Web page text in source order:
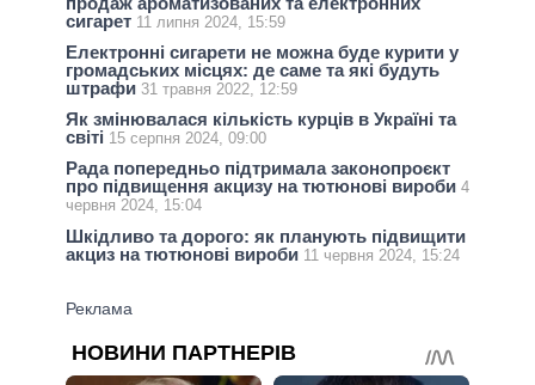
сигарет 11 липня 2024, 15:59
Електронні сигарети не можна буде курити у
громадських місцях: де саме та які будуть
штрафи 31 травня 2022, 12:59
Як змінювалася кількість курців в Україні та
світі 15 серпня 2024, 09:00
Рада попередньо підтримала законопроєкт
про підвищення акцизу на тютюнові вироби 4
червня 2024, 15:04
Шкідливо та дорого: як планують підвищити
акциз на тютюнові вироби 11 червня 2024, 15:24